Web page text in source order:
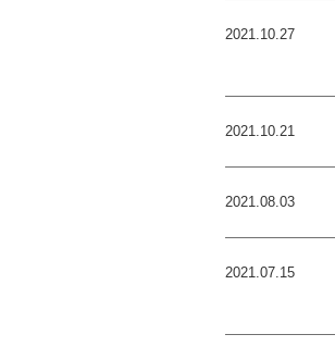
2021.10.27
2021.10.21
2021.08.03
2021.07.15